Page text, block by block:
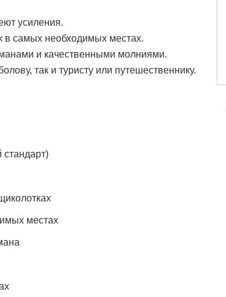
усиления.
самых необходимых местах.
и качественными молниями.
так и туристу или путешественнику.
стандарт)
местах